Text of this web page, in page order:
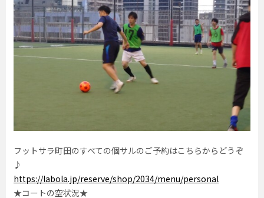
フットサラ町田のすべての個サルのご予約はこちらからどうぞ
♪
https://labola.jp/reserve/shop/2034/menu/personal
★コートの空状況★